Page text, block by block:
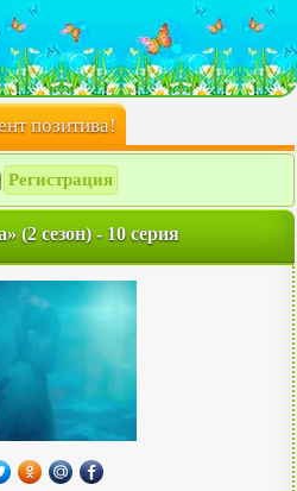
позитива!
Регистрация
(2 сезон) - 10 серия